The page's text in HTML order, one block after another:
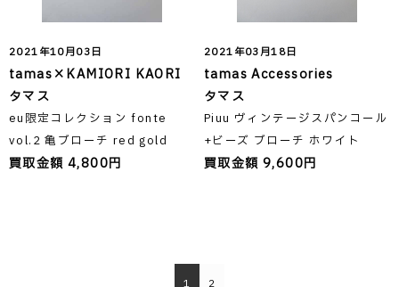
2021年10月03日
tamas×KAMIORI KAORI
タマス
eu限定コレクション fonte
vol.2 亀ブローチ red gold
買取金額 4,800円
2021年03月18日
tamas Accessories
タマス
Piuu ヴィンテージスパンコール
+ビーズ ブローチ ホワイト
買取金額 9,600円
1 2